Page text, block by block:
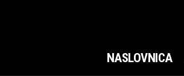
NASLOVNICA